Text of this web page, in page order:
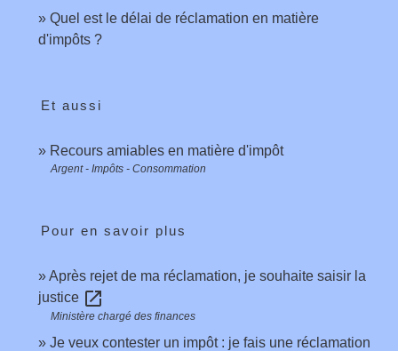
Quel est le délai de réclamation en matière
d'impôts ?
Et aussi
Recours amiables en matière d'impôt
Argent - Impôts - Consommation
Pour en savoir plus
Après rejet de ma réclamation, je souhaite saisir la
justice open_in_new
Ministère chargé des finances
Je veux contester un impôt : je fais une réclamation